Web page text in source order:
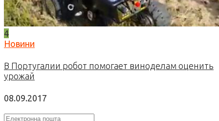
4
Новини
В Португалии робот помогает виноделам оценить
урожай
08.09.2017